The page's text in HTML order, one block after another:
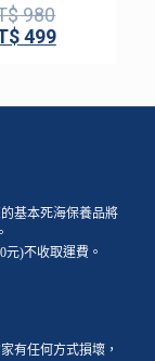
980
499
基本死海保養品將
)不收取運費。
有任何方式損壞，